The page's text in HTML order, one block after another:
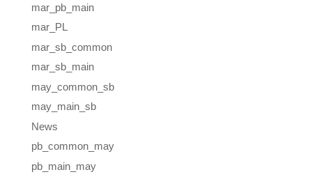
mar_pb_main
mar_PL
mar_sb_common
mar_sb_main
may_common_sb
may_main_sb
News
pb_common_may
pb_main_may